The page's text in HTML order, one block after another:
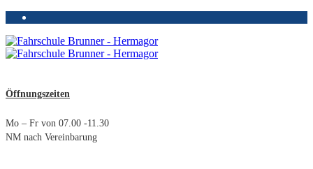
Öffnungszeiten
Mo – Fr von 07.00 -11.30
NM nach Vereinbarung